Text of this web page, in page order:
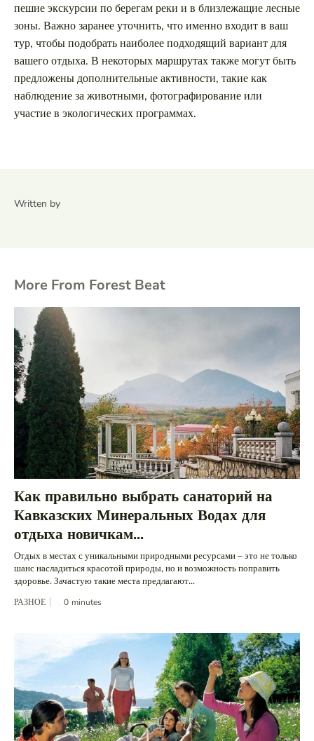
пешие экскурсии по берегам реки и в близлежащие лесные
зоны. Важно заранее уточнить, что именно входит в ваш
тур, чтобы подобрать наиболее подходящий вариант для
вашего отдыха. В некоторых маршрутах также могут быть
предложены дополнительные активности, такие как
наблюдение за животными, фотографирование или
участие в экологических программах.
Written by
More From Forest Beat
Как правильно выбрать санаторий на
Кавказских Минеральных Водах для
отдыха новичкам...
Отдых в местах с уникальными природными ресурсами – это не только
шанс насладиться красотой природы, но и возможность поправить
здоровье. Зачастую такие места предлагают...
РАЗНОЕ 0 minutes